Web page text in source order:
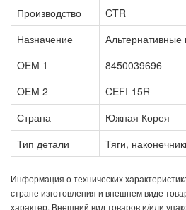
Производство
CTR
Назначение
Альтернативные
OEM 1
8450039696
OEM 2
CEFI-15R
Страна
Южная Корея
Тип детали
Тяги,
Информация о технических
стране изготовления и внешнем виде
характер. Внешний вид товаров и/или